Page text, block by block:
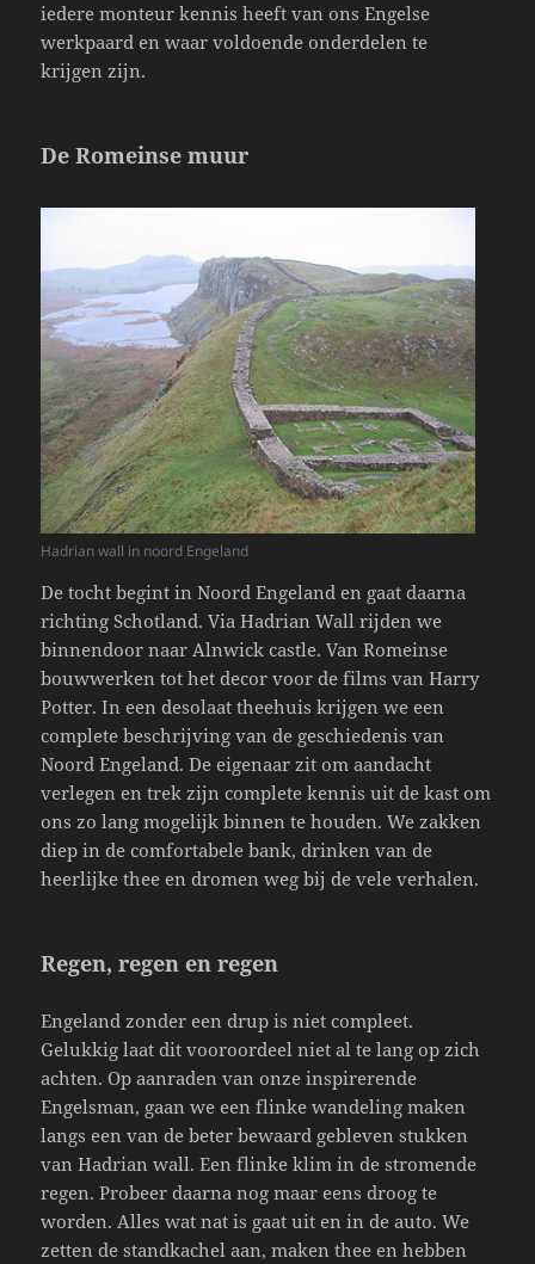
iedere monteur kennis heeft van ons Engelse
werkpaard en waar voldoende onderdelen te
krijgen zijn.
De Romeinse muur
Hadrian wall in noord Engeland
De tocht begint in Noord Engeland en gaat daarna
richting Schotland. Via Hadrian Wall rijden we
binnendoor naar Alnwick castle. Van Romeinse
bouwwerken tot het decor voor de films van Harry
Potter. In een desolaat theehuis krijgen we een
complete beschrijving van de geschiedenis van
Noord Engeland. De eigenaar zit om aandacht
verlegen en trek zijn complete kennis uit de kast om
ons zo lang mogelijk binnen te houden. We zakken
diep in de comfortabele bank, drinken van de
heerlijke thee en dromen weg bij de vele verhalen.
Regen, regen en regen
Engeland zonder een drup is niet compleet.
Gelukkig laat dit vooroordeel niet al te lang op zich
achten. Op aanraden van onze inspirerende
Engelsman, gaan we een flinke wandeling maken
langs een van de beter bewaard gebleven stukken
van Hadrian wall. Een flinke klim in de stromende
regen. Probeer daarna nog maar eens droog te
worden. Alles wat nat is gaat uit en in de auto. We
zetten de standkachel aan, maken thee en hebben